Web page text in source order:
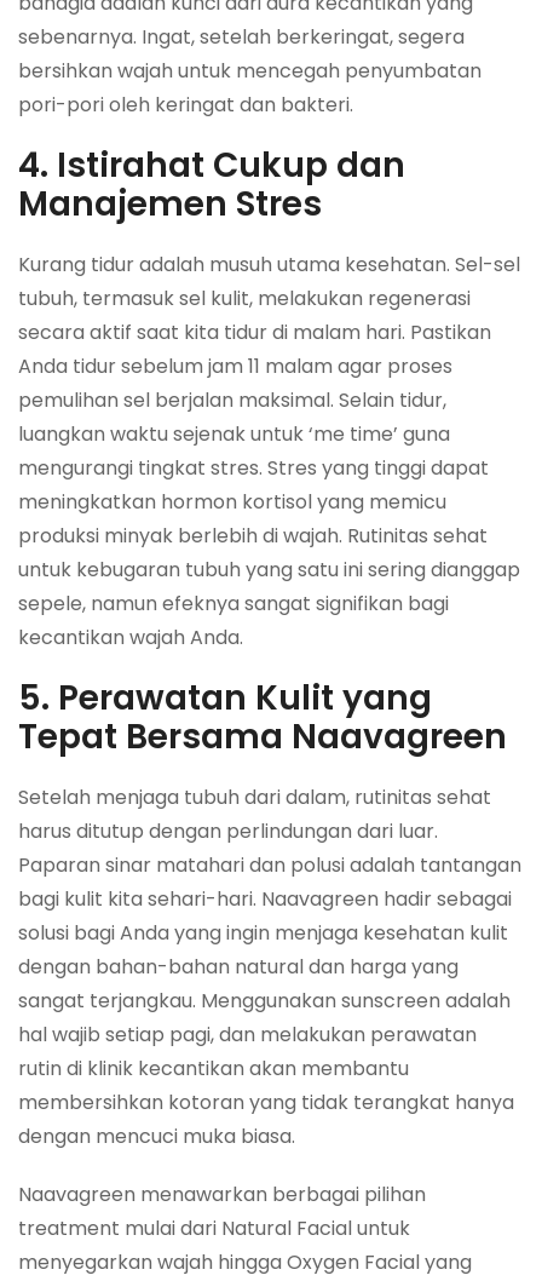
sebenarnya. Ingat, setelah berkeringat, segera
bersihkan wajah untuk mencegah penyumbatan
pori-pori oleh keringat dan bakteri.
4. Istirahat Cukup dan
Manajemen Stres
Kurang tidur adalah musuh utama kesehatan. Sel-sel
tubuh, termasuk sel kulit, melakukan regenerasi
secara aktif saat kita tidur di malam hari. Pastikan
Anda tidur sebelum jam 11 malam agar proses
pemulihan sel berjalan maksimal. Selain tidur,
luangkan waktu sejenak untuk ‘me time’ guna
mengurangi tingkat stres. Stres yang tinggi dapat
meningkatkan hormon kortisol yang memicu
produksi minyak berlebih di wajah. Rutinitas sehat
untuk kebugaran tubuh yang satu ini sering dianggap
sepele, namun efeknya sangat signifikan bagi
kecantikan wajah Anda.
5. Perawatan Kulit yang
Tepat Bersama Naavagreen
Setelah menjaga tubuh dari dalam, rutinitas sehat
harus ditutup dengan perlindungan dari luar.
Paparan sinar matahari dan polusi adalah tantangan
bagi kulit kita sehari-hari. Naavagreen hadir sebagai
solusi bagi Anda yang ingin menjaga kesehatan kulit
dengan bahan-bahan natural dan harga yang
sangat terjangkau. Menggunakan sunscreen adalah
hal wajib setiap pagi, dan melakukan perawatan
rutin di klinik kecantikan akan membantu
membersihkan kotoran yang tidak terangkat hanya
dengan mencuci muka biasa.
Naavagreen menawarkan berbagai pilihan
treatment mulai dari Natural Facial untuk
menyegarkan wajah hingga Oxygen Facial yang